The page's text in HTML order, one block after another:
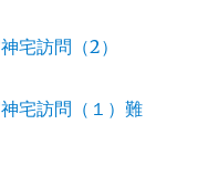
宅訪問（2）
宅訪問（１）難